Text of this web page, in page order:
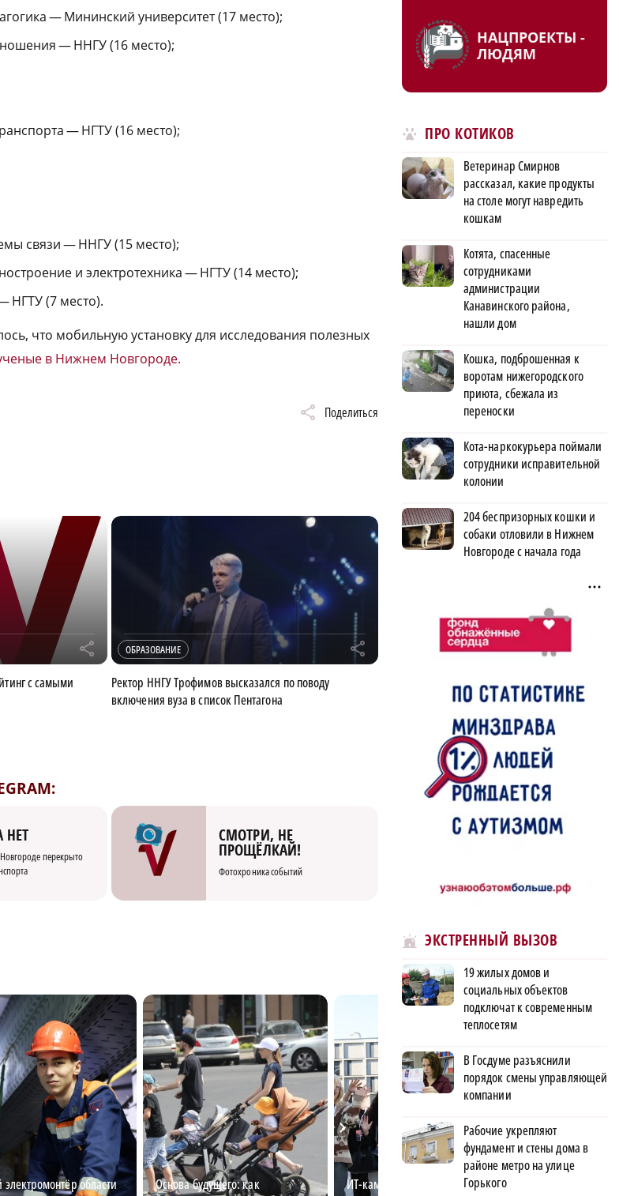
— Мининский университет (17 место);
— ННГУ (16 место);
— НГТУ (16 место);
связи — ННГУ (15 место);
и электротехника — НГТУ (14 место);
НГТУ (7 место).
что мобильную установку для исследования полезных
в Нижнем Новгороде.
Поделиться
r
с самыми
ОБРАЗОВАНИЕ r
Ректор ННГУ Трофимов высказался по поводу
включения вуза в список Пентагона
НЕТ
перекрыто
СМОТРИ, НЕ
ПРОЩЁЛКАЙ!
Фотохроника событий
области
Основа будущего: как
ИТ-кампус «Неймарк»: новая
НАЦПРОЕКТЫ -
ЛЮДЯМ
ПРО КОТИКОВ
Ветеринар Смирнов
рассказал, какие продукты
на столе могут навредить
кошкам
Котята, спасенные
сотрудниками
администрации
Канавинского района,
нашли дом
Кошка, подброшенная к
воротам нижегородского
приюта, сбежала из
переноски
Кота-наркокурьера поймали
сотрудники исправительной
колонии
204 беспризорных кошки и
собаки отловили в Нижнем
Новгороде с начала года
ЭКСТРЕННЫЙ ВЫЗОВ
19 жилых домов и
социальных объектов
подключат к современным
теплосетям
В Госдуме разъяснили
порядок смены управляющей
компании
Рабочие укрепляют
фундамент и стены дома в
районе метро на улице
Горького